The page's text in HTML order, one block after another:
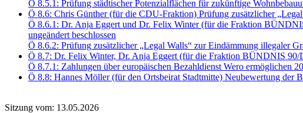
Ö 8.5.1: Prüfung städtischer Potenzialflächen für zukünftige
Ö 8.6: Chris Günther (für die CDU-Fraktion) Prüfung zusätzlicher
Ö 8.6.1: Dr. Anja Eggert und Dr. Felix Winter (für die Fraktion
ungeändert beschlossen
Ö 8.6.2: Prüfung zusätzlicher „Legal Walls“ zur Eindämmung illegaler
Ö 8.7: Dr. Felix Winter, Dr. Anja Eggert (für die Fraktion BÜNDNIS 90/
Ö 8.7.1: Zahlungen über europäischen Bezahldienst Wero ermöglichen
Ö 8.8: Hannes Möller (für den Ortsbeirat Stadtmitte) Neubewertung der
Sitzung vom: 13.05.2026